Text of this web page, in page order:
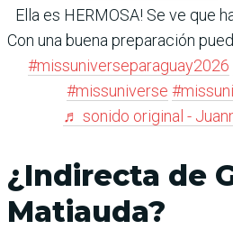
Ella es HERMOSA! Se ve que
Con una buena preparación
#missuniverseparaguay2026
#missuniverse
♬ sonido original -
¿Indirecta de
Matiauda?